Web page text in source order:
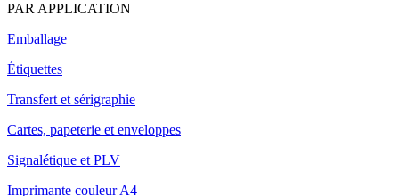
PAR APPLICATION
Emballage
Étiquettes
Transfert et sérigraphie
Cartes, papeterie et enveloppes
Signalétique et PLV
Imprimante couleur A4